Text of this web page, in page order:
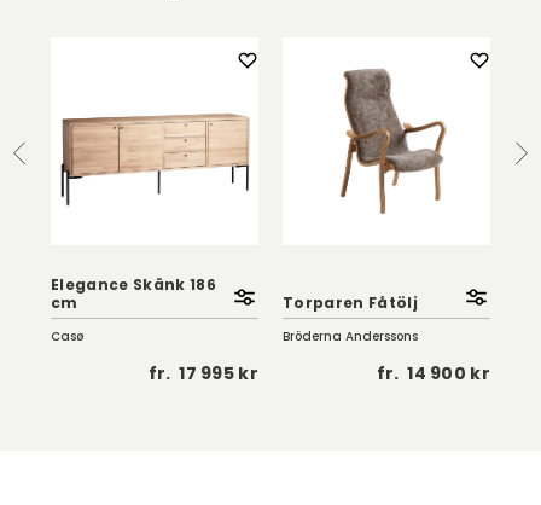
Elegance Skänk 186
cm
Casø
fr. 17 995 kr
Torparen Fåtölj
Bröderna Anderssons
fr. 14 900 kr